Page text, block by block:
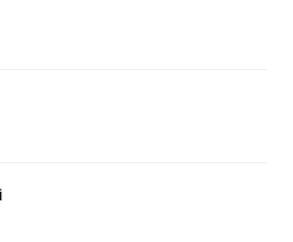
6 A (małe obciążenia